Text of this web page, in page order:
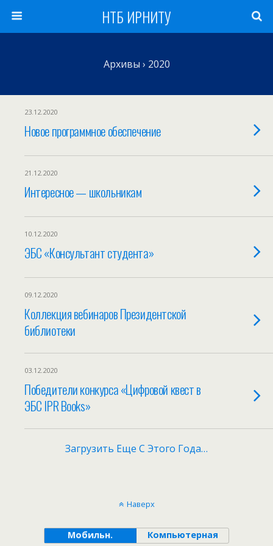
НТБ ИРНИТУ
Архивы › 2020
23.12.2020
Новое программное обеспечение
21.12.2020
Интересное — школьникам
10.12.2020
ЭБС «Консультант студента»
09.12.2020
Коллекция вебинаров Президентской
библиотеки
03.12.2020
Победители конкурса «Цифровой квест в
ЭБС IPR Books»
Загрузить Еще С Этого Года…
Наверх
Мобильн. Компьютерная